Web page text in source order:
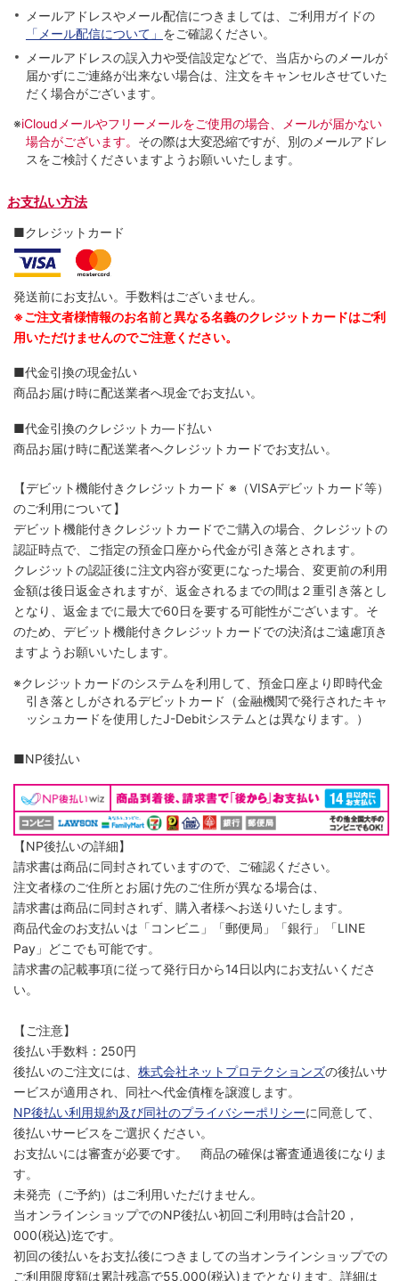
メールアドレスやメール配信につきましては、ご利用ガイドの
「メール配信について」 をご確認ください。
メールアドレスの誤入力や受信設定などで、当店からのメールが
届かずにご連絡が出来ない場合は、注文をキャンセルさせていた
だく場合がございます。
※iCloudメールやフリーメールをご使用の場合、メールが届かない
場合がございます。 その際は大変恐縮ですが、別のメールアドレ
スをご検討くださいますようお願いいたします。
お支払い方法
■クレジットカード
発送前にお支払い。手数料はございません。
※ご注文者様情報のお名前と異なる名義のクレジットカードはご利
用いただけませんのでご注意ください。
■代金引換の現金払い
商品お届け時に配送業者へ現金でお支払い。
■代金引換のクレジットカ―ド払い
商品お届け時に配送業者へクレジットカードでお支払い。
【デビット機能付きクレジットカード ※（VISAデビットカード等）
のご利用について】
デビット機能付きクレジットカードでご購入の場合、クレジットの
認証時点で、ご指定の預金口座から代金が引き落とされます。
クレジットの認証後に注文内容が変更になった場合、変更前の利用
金額は後日返金されますが、返金されるまでの間は２重引き落とし
となり、返金までに最大で60日を要する可能性がございます。そ
のため、デビット機能付きクレジットカードでの決済はご遠慮頂き
ますようお願いいたします。
※クレジットカードのシステムを利用して、預金口座より即時代金
引き落としがされるデビットカード（金融機関で発行されたキャ
ッシュカードを使用したJ-Debitシステムとは異なります。）
■NP後払い
【NP後払いの詳細】
請求書は商品に同封されていますので、ご確認ください。
注文者様のご住所とお届け先のご住所が異なる場合は、
請求書は商品に同封されず、購入者様へお送りいたします。
商品代金のお支払いは「コンビニ」「郵便局」「銀行」「LINE
Pay」どこでも可能です。
請求書の記載事項に従って発行日から14日以内にお支払いくださ
い。
【ご注意】
後払い手数料：250円
後払いのご注文には、 株式会社ネットプロテクションズの後払いサ
ービスが適用され、同社へ代金債権を譲渡します。
NP後払い利用規約及び同社のプライバシーポリシーに同意して、
後払いサービスをご選択ください。
お支払いには審査が必要です。 商品の確保は審査通過後になりま
す。
未発売（ご予約）はご利用いただけません。
当オンラインショップでのNP後払い初回ご利用時は合計20，
000(税込)迄です。
初回の後払いをお支払後につきましての当オンラインショップでの
ご利用限度額は累計残高で55,000(税込)までとなります。詳細は